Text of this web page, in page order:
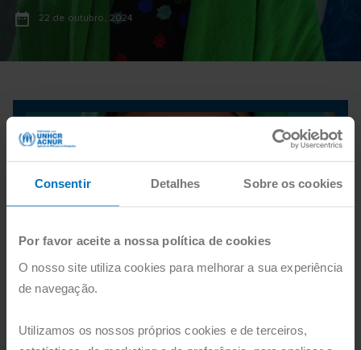
Consentir Detalhes Sobre os cookies
Por favor aceite a nossa política de cookies
O nosso site utiliza cookies para melhorar a sua experiência
de navegação.
Utilizamos os nossos próprios cookies e de terceiros,
22 de outubro, 2024
Relatório Anual ACNUR 2023